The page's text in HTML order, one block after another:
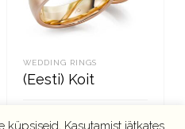
WEDDING RINGS
(Eesti) Koit
küpsiseid, Kasutamist jätkates